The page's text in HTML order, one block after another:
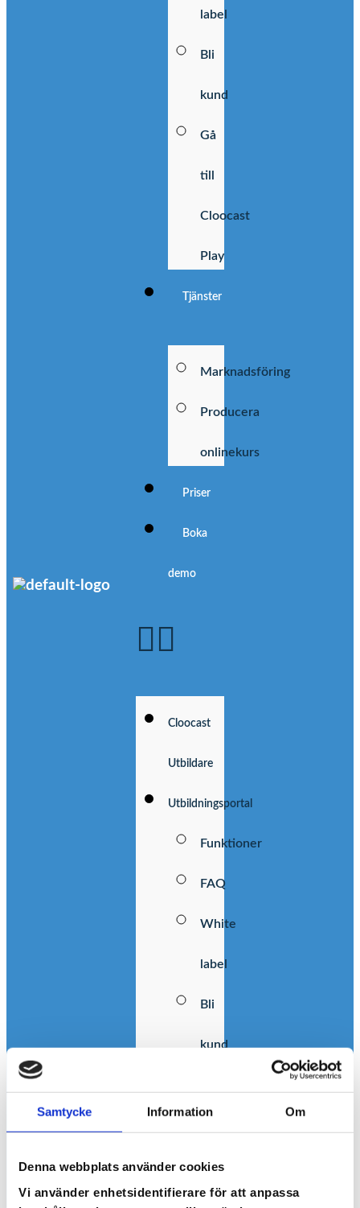
Samtycke Information Om
Denna webbplats använder cookies
Vi använder enhetsidentifierare för att anpassa
label
Bli
kund
Gå
till
Cloocast
Play
Tjänster
Marknadsföring
Producera
onlinekurs
Priser
Boka
demo
Cloocast
Utbildare
Utbildningsportal
Funktioner
FAQ
White
label
Bli
kund
Cloocast